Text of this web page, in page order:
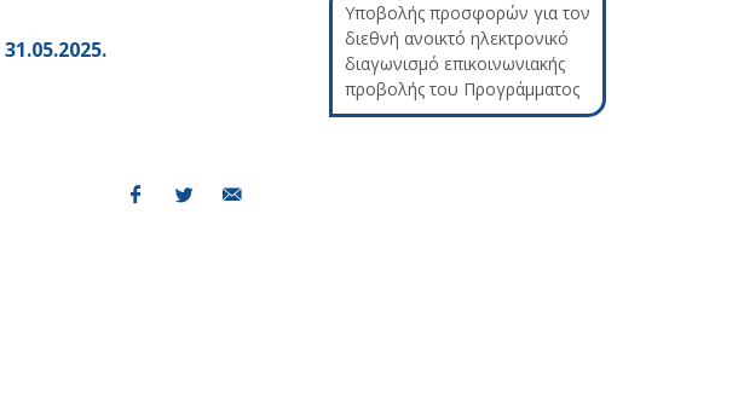
31.05.2025.
Υποβολής προσφορών για τον
διεθνή ανοικτό ηλεκτρονικό
διαγωνισμό επικοινωνιακής
προβολής του Προγράμματος